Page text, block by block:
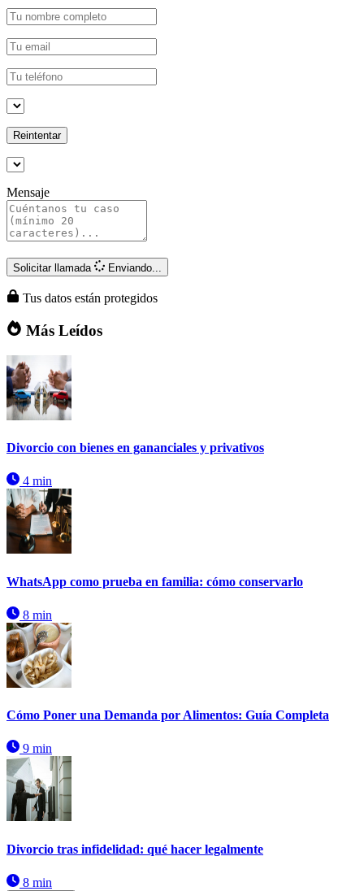
Reintentar
Mensaje
Solicitar llamada Enviando...
Tus datos están protegidos
Más Leídos
Divorcio con bienes en gananciales y privativos
4 min
WhatsApp como prueba en familia: cómo conservarlo
8 min
Cómo Poner una Demanda por Alimentos: Guía Completa
9 min
Divorcio tras infidelidad: qué hacer legalmente
8 min